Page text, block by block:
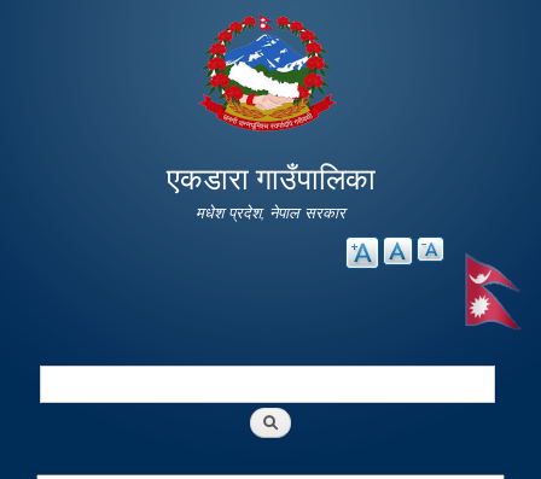
main
content
एकडारा गाउँपालिका
मधेश प्रदेश, नेपाल सरकार
Search